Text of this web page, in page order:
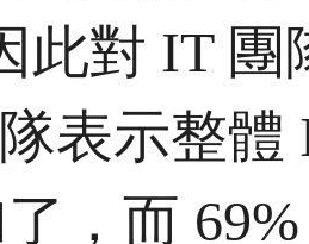
此對 IT
表示整
，而